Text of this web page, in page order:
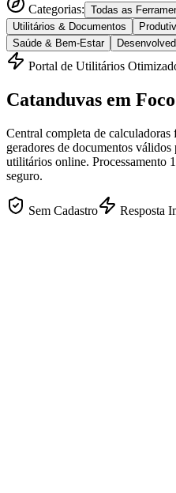
Categorias: Todas as
Utilitários & Documentos
Saúde & Bem-Estar
Portal de Utilitários
Catanduvas em Foco
Central completa de calculadoras
geradores de documentos válidos
utilitários online. Processamento
seguro.
Sem Cadastro Resposta